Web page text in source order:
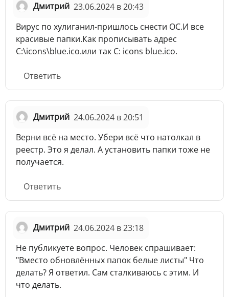
Дмитрий 23.06.2024 в 20:43
Вирус по хулиганил-пришлось снести ОС.И все
красивые папки.Как прописывать адрес
C:\icons\blue.ico.или так C: icons blue.ico.
Ответить
Дмитрий 24.06.2024 в 20:51
Верни всё на место. Убери всё что натолкал в
реестр. Это я делал. А установить папки тоже не
получается.
Ответить
Дмитрий 24.06.2024 в 23:18
Не публикуете вопрос. Человек спрашивает:
"Вместо обновлённых папок белые листы" Что
делать? Я ответил. Сам сталкиваюсь с этим. И
что делать.